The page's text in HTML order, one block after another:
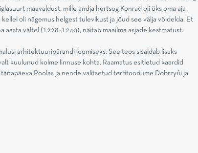
maavaldust, mille andja hertsog Konrad oli üks oma aja
oli nägemus helgest tulevikust ja jõud see välja võidelda. Et
aasta vältel (1228–1240), näitab maailma asjade kestmatust.
arhitektuuripärandi loomiseks. See teos sisaldab lisaks
kuulunud kolme linnuse kohta. Raamatus esitletud kaardid
Poolas ja nende valitsetud territooriume Dobrzyńi ja